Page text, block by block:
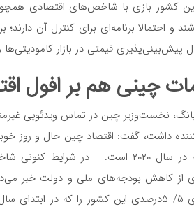
کشور بازی با شاخص‌‌‌های اقتصادی همچون
و احتمالا برنامه‌‌‌ای برای کنترل آن
پیش‌بینی‌‌‌پذیری قیمتی در بازار کامودیتی‌‌‌ها
چینی هم بر افول
داشت، گفت: اقتصاد چین حال و روز
قرنطینه در سال ۲۰۲۰ است. در
از کاهش بودجه‌‌‌های ملی و دولت خبر
اقتصادی ۵/ ۵درصدی این کشور را که در